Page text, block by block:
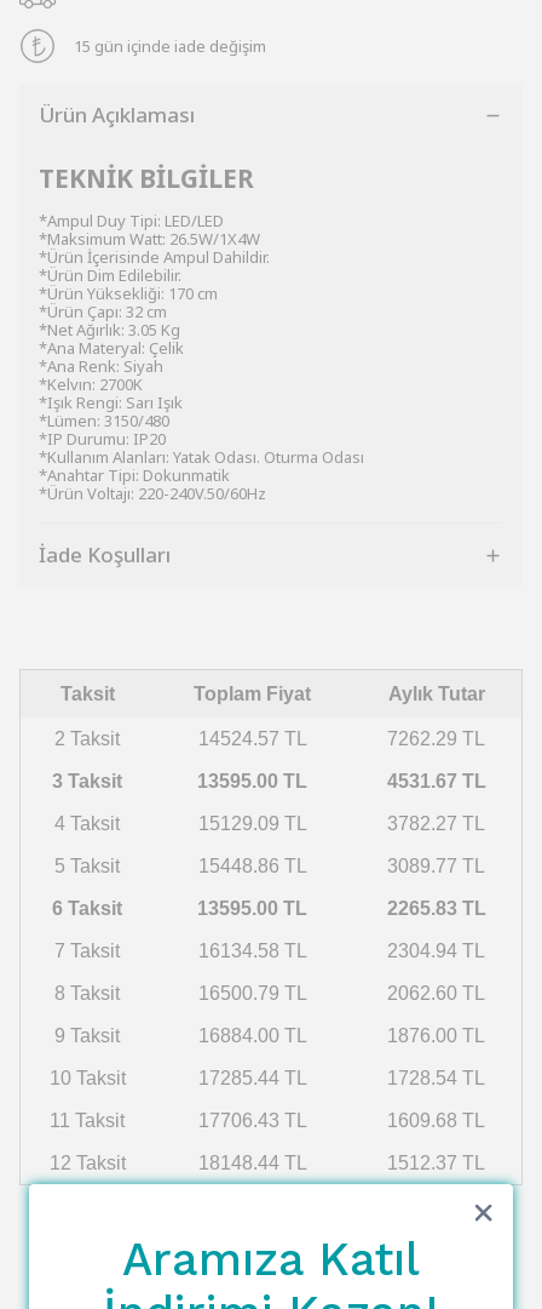
15 gün içinde iade değişim
Ürün Açıklaması
TEKNİK BİLGİLER
*Ampul Duy Tipi: LED/LED
*Maksimum Watt: 26.5W/1X4W
*Ürün İçerisinde Ampul Dahildir.
*Ürün Dim Edilebilir.
*Ürün Yüksekliği: 170 cm
*Ürün Çapı: 32 cm
*Net Ağırlık: 3.05 Kg
*Ana Materyal: Çelik
*Ana Renk: Siyah
*Kelvın: 2700K
*Işık Rengi: Sarı Işık
*Lümen: 3150/480
*IP Durumu: IP20
*Kullanım Alanları: Yatak Odası. Oturma Odası
*Anahtar Tipi: Dokunmatik
*Ürün Voltajı: 220-240V.50/60Hz
İade Koşulları
Taksit Toplam Fiyat Aylık Tutar
2 Taksit 14524.57 TL 7262.29 TL
3 Taksit 13595.00 TL 4531.67 TL
4 Taksit 15129.09 TL 3782.27 TL
5 Taksit 15448.86 TL 3089.77 TL
6 Taksit 13595.00 TL 2265.83 TL
7 Taksit 16134.58 TL 2304.94 TL
8 Taksit 16500.79 TL 2062.60 TL
9 Taksit 16884.00 TL 1876.00 TL
10 Taksit 17285.44 TL 1728.54 TL
11 Taksit 17706.43 TL 1609.68 TL
12 Taksit 18148.44 TL 1512.37 TL
Aramıza Katıl